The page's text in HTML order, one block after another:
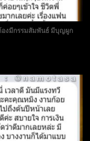
งมีกรรมสัมพันธ์ มีบุญผูก